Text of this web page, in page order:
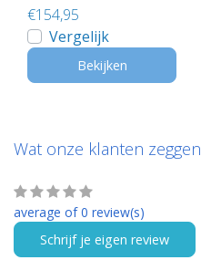
€154,95
Vergelijk
Bekijken
Wat onze klanten zeggen
average of 0 review(s)
Schrijf je eigen review